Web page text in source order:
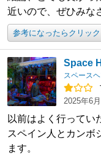
近いので、ぜひみな
参考になったらクリック
Space
スペース
2025年6
以前はよく行ってい
スペイン人とカンボ
ます。